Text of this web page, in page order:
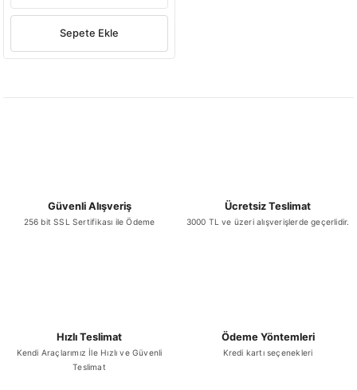
Sepete Ekle
Güvenli Alışveriş
256 bit SSL Sertifikası ile Ödeme
Ücretsiz Teslimat
3000 TL ve üzeri alışverişlerde geçerlidir.
Hızlı Teslimat
Kendi Araçlarımız İle Hızlı ve Güvenli
Teslimat
Ödeme Yöntemleri
Kredi kartı seçenekleri